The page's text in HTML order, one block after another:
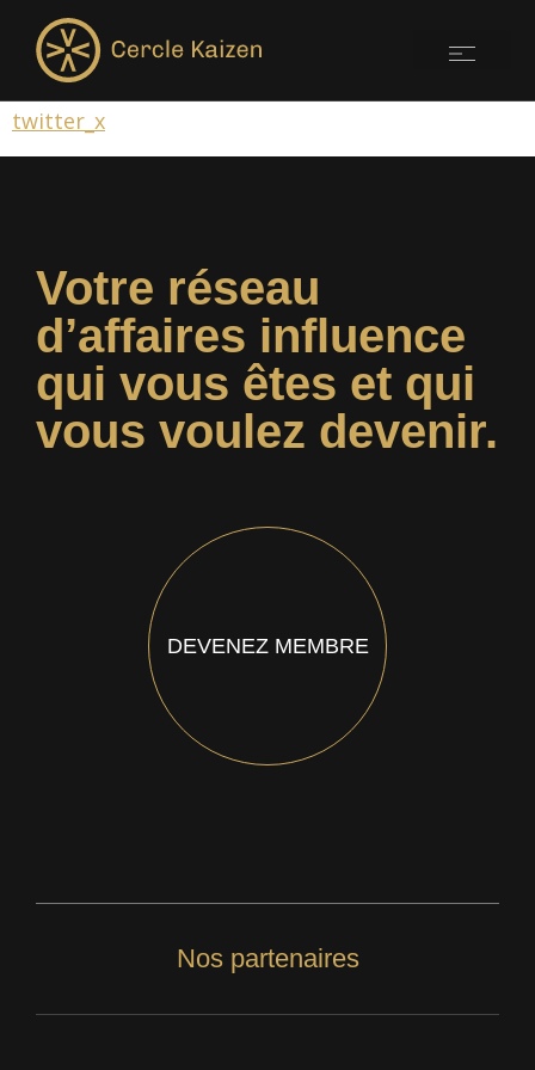
twitter_x
Votre réseau
d’affaires influence
qui vous êtes et qui
vous voulez devenir.
DEVENEZ MEMBRE
Nos partenaires